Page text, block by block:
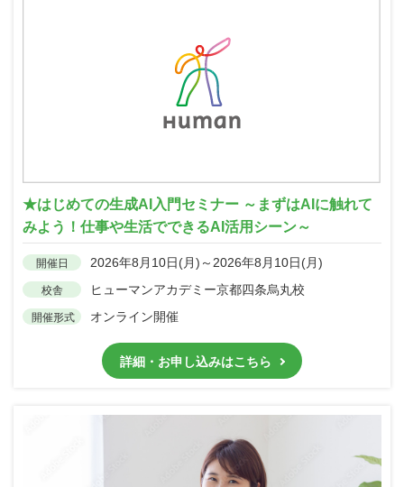
★はじめての生成AI入門セミナー ～まずはAIに触れて
みよう！仕事や生活でできるAI活用シーン～
開催日 2026年8月10日(月)～2026年8月10日(月)
校舎 ヒューマンアカデミー京都四条烏丸校
開催形式 オンライン開催
詳細・お申し込みはこちら